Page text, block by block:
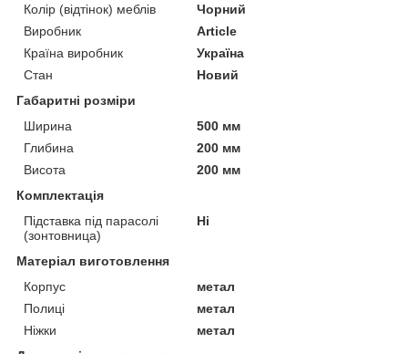
Колір (відтінок) меблів
Чорний
Виробник
Article
Країна виробник
Україна
Стан
Новий
Габаритні розміри
Ширина
500 мм
Глибина
200 мм
Висота
200 мм
Комплектація
Підставка під парасолі
(зонтовница)
Ні
Матеріал виготовлення
Корпус
метал
Полиці
метал
Ніжки
метал